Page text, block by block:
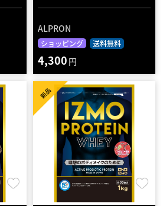
ALPRON
ショッピング 送料無料
4,300 円
新品